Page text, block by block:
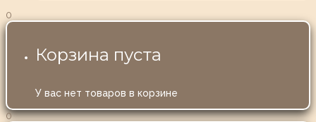
0
Корзина пуста
У вас нет товаров в корзине
0